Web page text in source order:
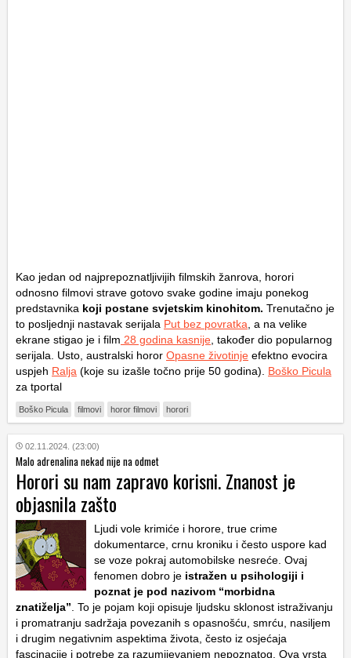
Kao jedan od najprepoznatljivijih filmskih žanrova, horori
odnosno filmovi strave gotovo svake godine imaju ponekog
predstavnika koji postane svjetskim kinohitom. Trenutačno je
to posljednji nastavak serijala Put bez povratka , a na velike
ekrane stigao je i film 28 godina kasnije , također dio popularnog
serijala. Usto, australski horor Opasne životinje efektno evocira
uspjeh Ralja (koje su izašle točno prije 50 godina). Boško Picula
za tportal
Boško Picula filmovi horor filmovi horori
02.11.2024. (23:00)
Malo adrenalina nekad nije na odmet
Horori su nam zapravo korisni. Znanost je
objasnila zašto
Ljudi vole krimiće i horore, true crime
dokumentarce, crnu kroniku i često uspore kad
se voze pokraj automobilske nesreće. Ovaj
fenomen dobro je istražen u psihologiji i
poznat je pod nazivom “morbidna
znatiželja” . To je pojam koji opisuje ljudsku sklonost istraživanju
i promatranju sadržaja povezanih s opasnošću, smrću, nasiljem
i drugim negativnim aspektima života, često iz osjećaja
fascinacije i potrebe za razumijevanjem nepoznatog. Ova vrsta